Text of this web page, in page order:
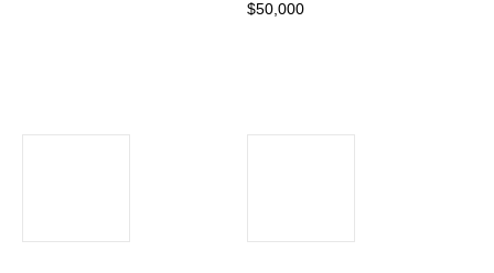
$50,000